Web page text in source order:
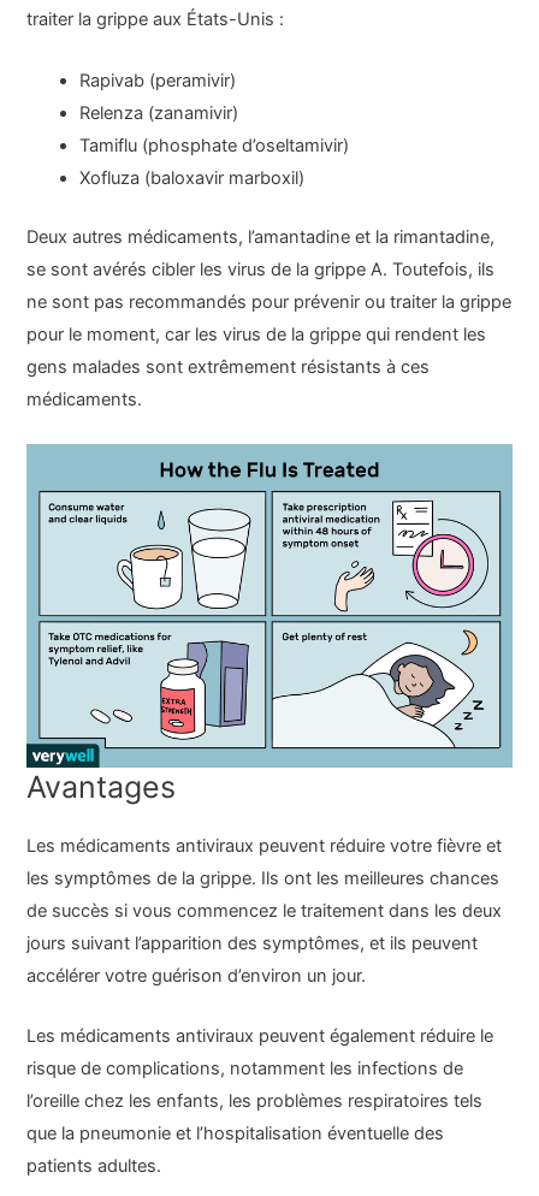
traiter la grippe aux États-Unis :
Rapivab (peramivir)
Relenza (zanamivir)
Tamiflu (phosphate d’oseltamivir)
Xofluza (baloxavir marboxil)
Deux autres médicaments, l’amantadine et la rimantadine,
se sont avérés cibler les virus de la grippe A. Toutefois, ils
ne sont pas recommandés pour prévenir ou traiter la grippe
pour le moment, car les virus de la grippe qui rendent les
gens malades sont extrêmement résistants à ces
médicaments.
Avantages
Les médicaments antiviraux peuvent réduire votre fièvre et
les symptômes de la grippe. Ils ont les meilleures chances
de succès si vous commencez le traitement dans les deux
jours suivant l’apparition des symptômes, et ils peuvent
accélérer votre guérison d’environ un jour.
Les médicaments antiviraux peuvent également réduire le
risque de complications, notamment les infections de
l’oreille chez les enfants, les problèmes respiratoires tels
que la pneumonie et l’hospitalisation éventuelle des
patients adultes.